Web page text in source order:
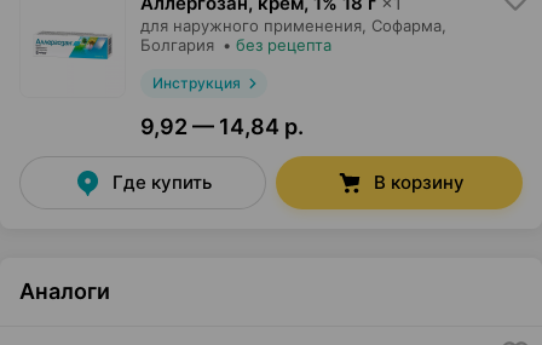
для наружного применения, Софарма,
Болгария • без рецепта
Инструкция
9,92 — 14,84 р.
Где купить В корзину
Аналоги